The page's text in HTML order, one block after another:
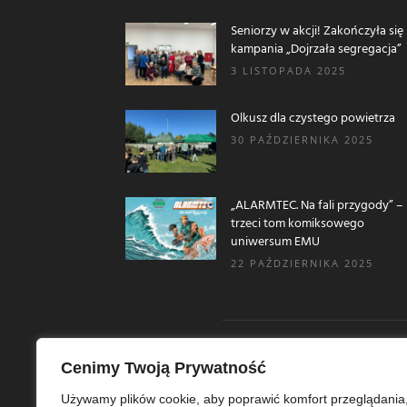
Cenimy Twoją Prywatność
Używamy plików cookie, aby poprawić komfort przeglądania,
Seniorzy w akcji! Zakończyła się
kampania „Dojrzała segregacja”
3 LISTOPADA 2025
Olkusz dla czystego powietrza
30 PAŹDZIERNIKA 2025
„ALARMTEC. Na fali przygody” –
trzeci tom komiksowego
uniwersum EMU
22 PAŹDZIERNIKA 2025